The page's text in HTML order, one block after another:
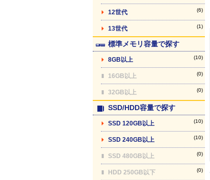
12世代 (6)
13世代 (1)
標準メモリ容量で探す
8GB以上 (10)
16GB以上 (0)
32GB以上 (0)
SSD/HDD容量で探す
SSD 120GB以上 (10)
SSD 240GB以上 (10)
SSD 480GB以上 (0)
HDD 250GB以下 (0)